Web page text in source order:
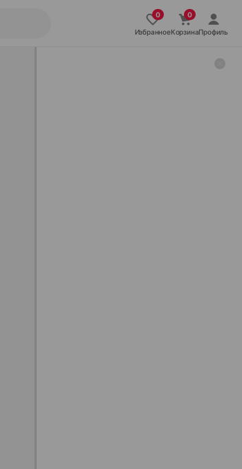
ИзбранноеКорзинаПрофиль